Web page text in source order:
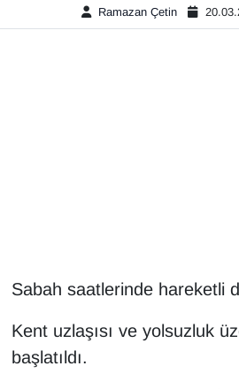
Ramazan Çetin
Sabah saatlerinde hareketli
Kent uzlaşısı ve yolsuzluk
başlatıldı.
Emlak
HABERDE İNSAN
İngilizce